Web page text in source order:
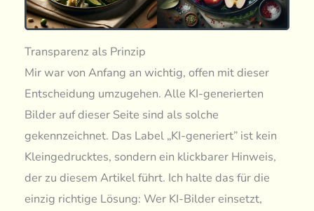
Transparenz als Prinzip
Mir war von Anfang an wichtig, offen mit dieser
Entscheidung umzugehen. Alle KI-generierten
Bilder auf dieser Seite sind als solche
gekennzeichnet. Das Label „KI-generiert” ist kein
Kleingedrucktes, sondern ein klickbarer Hinweis,
der zu diesem Artikel führt. Ich halte das für die
einzig richtige Lösung: Wer KI-Bilder einsetzt,